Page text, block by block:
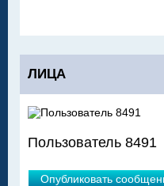
ЛИЦА
Пользователь 8491
Опубликовать